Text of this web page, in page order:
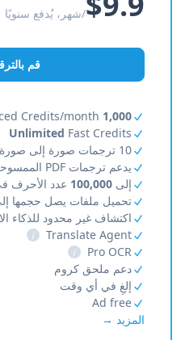
/شهر، يُدفع سنويًا
قم
1,000
Unlimited Fast Credits
10 ترجمات صورة إلى صورة/اليوم
يدعم ترجمات PDF الممسوحة ضوئيا
إلى 100,000 عدد الأحرف
تحميل ملفات يصل حجمها
اكتشاف غير محدود للذكاء
Translate Agent
i
Pro OCR
i
دعم ملحق كروم
إلغِ في أي وقت
Ad free
المزيد →